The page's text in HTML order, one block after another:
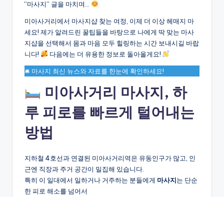
“마사지” 글을 마치며…
미아사거리에서 마사지샵 찾는 여정, 이제 더 이상 헤매지 마
세요! 제가 알려드린 꿀팁들을 바탕으로 나에게 딱 맞는 마사
지샵을 선택해서 몸과 마음 모두 힐링하는 시간 보내시길 바랍
니다!
다음에는 더 유용한 정보로 돌아올게요!
🛎 마사지 최신 뉴스와 자료를 한눈에 확인하세요!
미아사거리 마사지, 하
루 피로를 빠르게 털어내는
방법
지하철 4호선과 연결된 미아사거리역은 유동인구가 많고, 인
근엔 직장과 주거 공간이 밀집해 있습니다.
특히 이 일대에서 일하거나 거주하는 분들에게 마사지는 단순
한 피로 해소를 넘어서